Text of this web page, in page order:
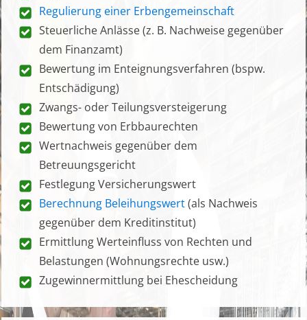
Regulierung einer Erbengemeinschaft
Steuerliche Anlässe (z. B. Nachweise gegenüber
dem Finanzamt)
Bewertung im Enteignungsverfahren (bspw.
Entschädigung)
Zwangs- oder Teilungsversteigerung
Bewertung von Erbbaurechten
Wertnachweis gegenüber dem
Betreuungsgericht
Festlegung Versicherungswert
Berechnung Beleihungswert(als Nachweis
gegenüber dem Kreditinstitut)
Ermittlung Werteinfluss von Rechten und
Belastungen (Wohnungsrechte usw.)
Zugewinnermittlung bei Ehescheidung